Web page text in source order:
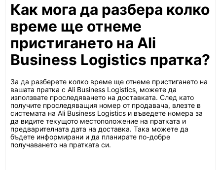
Как мога да разбера колко
време ще отнеме
пристигането на Ali
Business Logistics пратка?
За да разберете колко време ще отнеме пристигането на
вашата пратка с Ali Business Logistics, можете да
използвате проследяването на доставката. След като
получите проследяващия номер от продавача, влезте в
системата на Ali Business Logistics и въведете номера за
да видите текущото местоположение на пратката и
предварителната дата на доставка. Така можете да
бъдете информирани и да планирате по-добре
получаването на пратката си.